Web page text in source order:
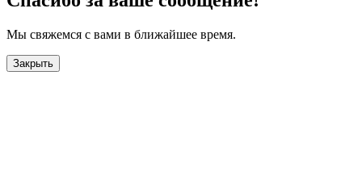
Мы свяжемся с вами в ближайшее время.
Закрыть